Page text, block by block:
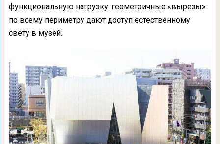
функциональную нагрузку: геометричные «вырезы»
по всему периметру дают доступ естественному
свету в музей.